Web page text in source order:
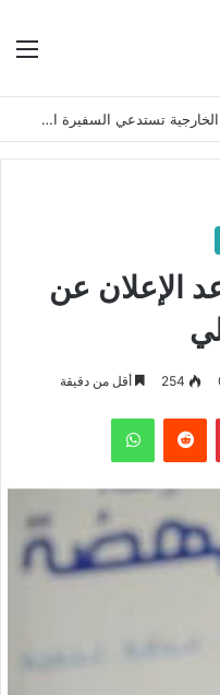
بسبب المرزوقي وبتكليف من سعيّد: الخارجية تستدعي السفيرة الفرنسية بتونس وتبلغها احتجاجا شديد اللهجة !!
الإعلان عن
254 أقل من دقيقة
بينتيريست واتساب